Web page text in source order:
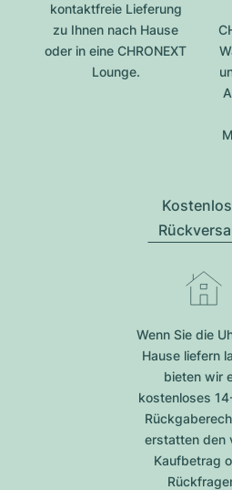
kontaktfreie Lieferung
zu Ihnen nach Hause
oder in eine CHRONEXT
Lounge.
Wenn Sie die
Hause liefern
bieten wir
kostenloses
erstatten den
Kaufbetrag